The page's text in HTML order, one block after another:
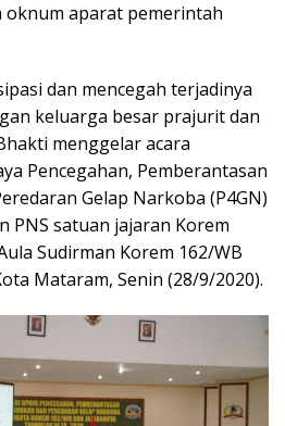
oknum aparat pemerintah
dan mencegah terjadinya
keluarga besar prajurit dan
menggelar acara
Pencegahan, Pemberantasan
Gelap Narkoba (P4GN)
PNS satuan jajaran Korem
Sudirman Korem 162/WB
Mataram, Senin (28/9/2020).